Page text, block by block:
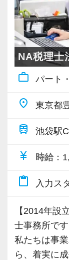
腰を据えて
す。
■ 教育体制
入所後は教
学びます。
先輩の補助
客様対応に
1年ほどで
す。
・分からな
・担当者不
・一人で抱
NA税理士
work_outline パート
place 東京都
train 池袋駅
currency_yen 時給 ：
content_paste 入力ス
【2014年設
士事務所です
私たちは事
ら、着実に